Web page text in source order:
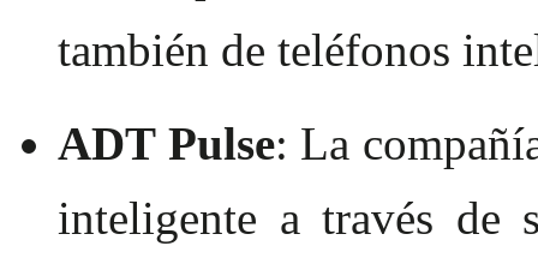
también de teléfonos
ADT Pulse: La
inteligente a través de